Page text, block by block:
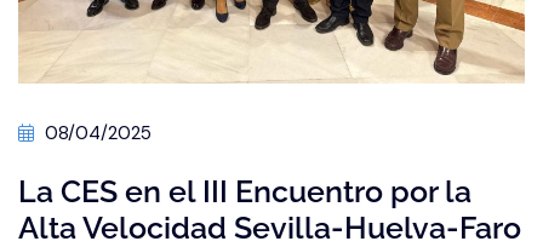
08/04/2025
La CES en el III Encuentro por la
Alta Velocidad Sevilla-Huelva-Faro